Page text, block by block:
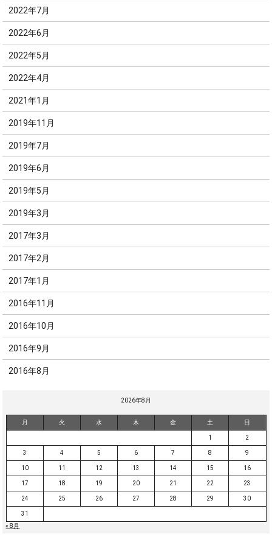
2022年7月
2022年6月
2022年5月
2022年4月
2021年1月
2019年11月
2019年7月
2019年6月
2019年5月
2019年3月
2017年3月
2017年2月
2017年1月
2016年11月
2016年10月
2016年9月
2016年8月
2026年8月
月 火 水 木 金 土 日
1 2
3 4 5 6 7 8 9
10 11 12 13 14 15 16
17 18 19 20 21 22 23
24 25 26 27 28 29 30
31
« 8月